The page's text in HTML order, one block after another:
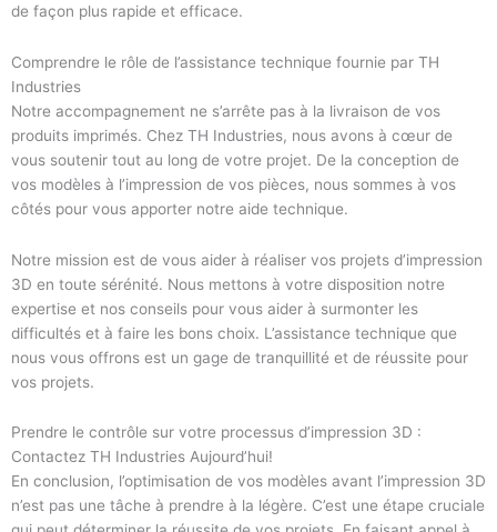
de façon plus rapide et efficace.
Comprendre le rôle de l’assistance technique fournie par TH
Industries
Notre accompagnement ne s’arrête pas à la livraison de vos
produits imprimés. Chez TH Industries, nous avons à cœur de
vous soutenir tout au long de votre projet. De la conception de
vos modèles à l’impression de vos pièces, nous sommes à vos
côtés pour vous apporter notre aide technique.
Notre mission est de vous aider à réaliser vos projets d’impression
3D en toute sérénité. Nous mettons à votre disposition notre
expertise et nos conseils pour vous aider à surmonter les
difficultés et à faire les bons choix. L’assistance technique que
nous vous offrons est un gage de tranquillité et de réussite pour
vos projets.
Prendre le contrôle sur votre processus d’impression 3D :
Contactez TH Industries Aujourd’hui!
En conclusion, l’optimisation de vos modèles avant l’impression 3D
n’est pas une tâche à prendre à la légère. C’est une étape cruciale